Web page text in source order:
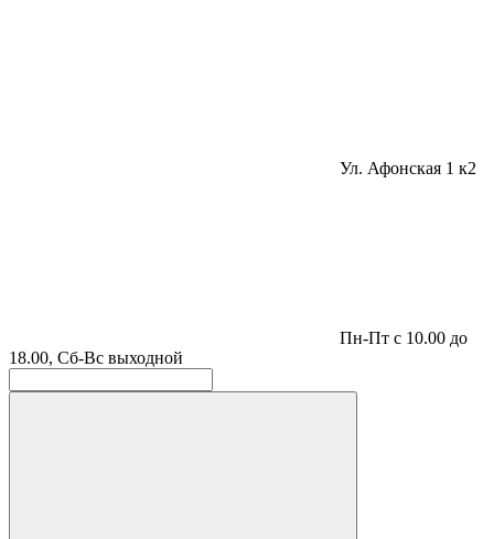
Ул. Афонская 1 к2
Пн-Пт с 10.00 до
18.00, Сб-Вс выходной